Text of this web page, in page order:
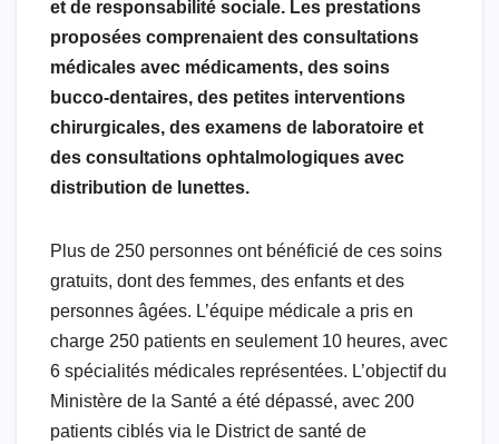
et de responsabilité sociale. Les prestations
proposées comprenaient des consultations
médicales avec médicaments, des soins
bucco-dentaires, des petites interventions
chirurgicales, des examens de laboratoire et
des consultations ophtalmologiques avec
distribution de lunettes.
Plus de 250 personnes ont bénéficié de ces soins
gratuits, dont des femmes, des enfants et des
personnes âgées. L’équipe médicale a pris en
charge 250 patients en seulement 10 heures, avec
6 spécialités médicales représentées. L’objectif du
Ministère de la Santé a été dépassé, avec 200
patients ciblés via le District de santé de